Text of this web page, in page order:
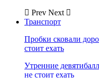
Prev Next
Транспорт
Пробки сковали
стоит ехать
Утренние
не стоит ехать